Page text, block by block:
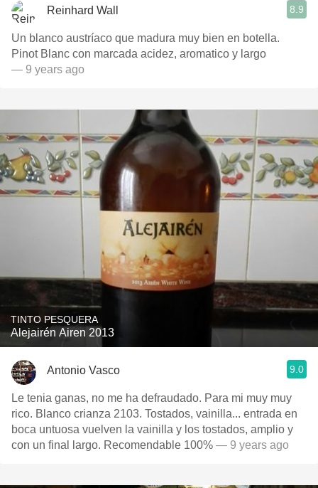
Reinhard Wall 8.9
Un blanco austríaco que madura muy bien en botella.
Pinot Blanc con marcada acidez, aromatico y largo
— 9 years ago
TINTO PESQUERA
Alejairén Airen 2013
Antonio Vasco 9.0
Le tenia ganas, no me ha defraudado. Para mi muy muy
rico. Blanco crianza 2103. Tostados, vainilla... entrada en
boca untuosa vuelven la vainilla y los tostados, amplio y
con un final largo. Recomendable 100% — 9 years ago